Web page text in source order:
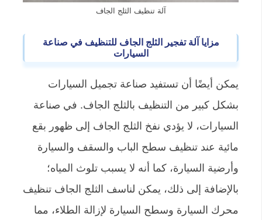
آلة تنظيف الثلج الجاف
مزايا آلة تفجير الثلج الجاف للتنظيف في صناعة
السيارات
يمكن أيضًا أن تستفيد صناعة تجميل السيارات
بشكل كبير من التنظيف بالثلج الجاف. في صناعة
السيارات، لا يؤدي نفخ الثلج الجاف إلى ظهور بقع
مائية عند تنظيف سطح الباب والسقف والسيارة
وأرضية السيارة، كما أنه لا يسبب تلوث المياه؛
بالإضافة إلى ذلك، يمكن لناسف الثلج الجاف تنظيف
محرك السيارة وسطح السيارة لإزالة الطلاء، مما